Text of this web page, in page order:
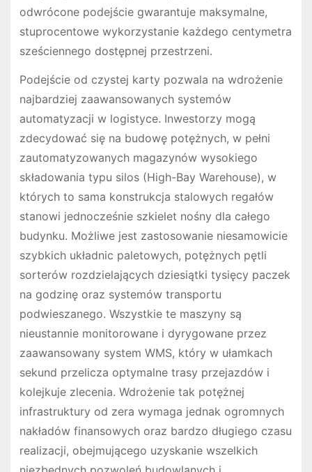
odwrócone podejście gwarantuje maksymalne,
stuprocentowe wykorzystanie każdego centymetra
sześciennego dostępnej przestrzeni.
Podejście od czystej karty pozwala na wdrożenie
najbardziej zaawansowanych systemów
automatyzacji w logistyce. Inwestorzy mogą
zdecydować się na budowę potężnych, w pełni
zautomatyzowanych magazynów wysokiego
składowania typu silos (High-Bay Warehouse), w
których to sama konstrukcja stalowych regałów
stanowi jednocześnie szkielet nośny dla całego
budynku. Możliwe jest zastosowanie niesamowicie
szybkich układnic paletowych, potężnych pętli
sorterów rozdzielających dziesiątki tysięcy paczek
na godzinę oraz systemów transportu
podwieszanego. Wszystkie te maszyny są
nieustannie monitorowane i dyrygowane przez
zaawansowany system WMS, który w ułamkach
sekund przelicza optymalne trasy przejazdów i
kolejkuje zlecenia. Wdrożenie tak potężnej
infrastruktury od zera wymaga jednak ogromnych
nakładów finansowych oraz bardzo długiego czasu
realizacji, obejmującego uzyskanie wszelkich